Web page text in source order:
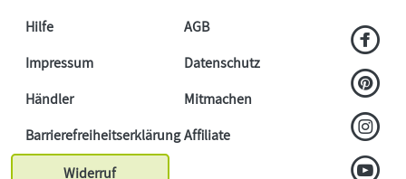
Hilfe
AGB
Impressum
Datenschutz
Händler
Mitmachen
BarrierefreiheitserklärungAffiliate
Widerruf